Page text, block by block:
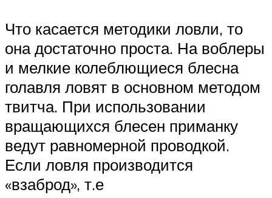
Что касается методики ловли, то
она достаточно проста. На воблеры
и мелкие колеблющиеся блесна
голавля ловят в основном методом
твитча. При использовании
вращающихся блесен приманку
ведут равномерной проводкой.
Если ловля производится
«взаброд», т.е